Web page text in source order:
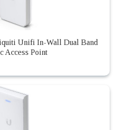
Unifi In-Wall Dual Band
Access Point